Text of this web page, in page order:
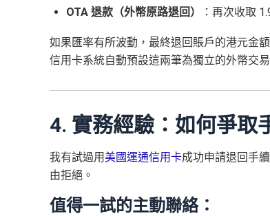
OTA 退款（外幣原路退回）
：再次收取
如果匯率有所波動，最終退回賬戶的港元金
信用卡系統自動預設這兩筆為獨立的外幣交
4. 實務經驗：如何爭取
我有試過用美國運通信用卡成功申請退回手
由拒絕。
值得一試的主動聯絡：